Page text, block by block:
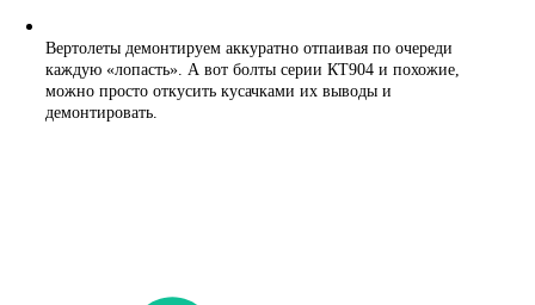
Вертолеты демонтируем аккуратно отпаивая по очереди
каждую «лопасть». А вот болты серии КТ904 и похожие,
можно просто откусить кусачками их выводы и
демонтировать.